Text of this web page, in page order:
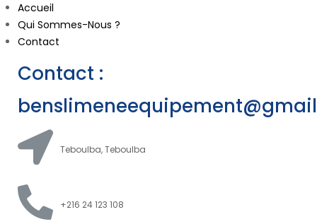
Accueil
Qui Sommes-Nous ?
Contact
Contact :
Teboulba, Teboulba
+216 24 123 108